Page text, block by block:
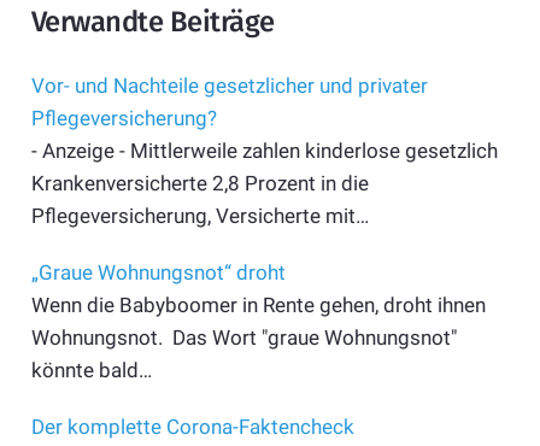
Verwandte Beiträge
Vor- und Nachteile gesetzlicher und privater
Pflegeversicherung?
- Anzeige - Mittlerweile zahlen kinderlose gesetzlich
Krankenversicherte 2,8 Prozent in die
Pflegeversicherung, Versicherte mit…
„Graue Wohnungsnot“ droht
Wenn die Babyboomer in Rente gehen, droht ihnen
Wohnungsnot. Das Wort "graue Wohnungsnot"
könnte bald…
Der komplette Corona-Faktencheck